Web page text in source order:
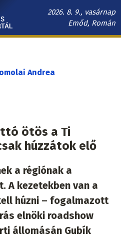
2026. 8. 9., vasárnap
Emőd, Román
Andrea
ötös a Ti
húzzátok elő
a régiónak a
A kezetekben van a
húzni – fogalmazott
elnöki roadshow
állomásán Gubík